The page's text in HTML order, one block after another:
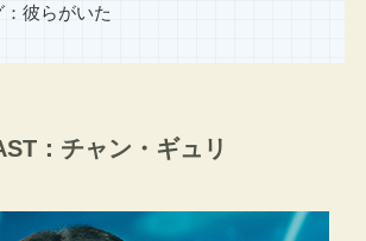
：彼らがいた
：チャン・ギュリ